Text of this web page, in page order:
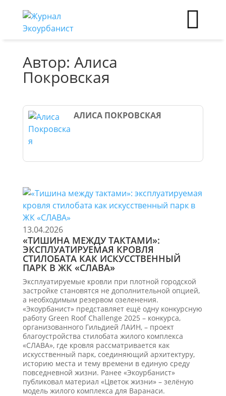
Автор: Алиса
Покровская
АЛИСА ПОКРОВСКАЯ
13.04.2026
«ТИШИНА МЕЖДУ ТАКТАМИ»:
ЭКСПЛУАТИРУЕМАЯ КРОВЛЯ
СТИЛОБАТА КАК ИСКУССТВЕННЫЙ
ПАРК В ЖК «СЛАВА»
Эксплуатируемые кровли при плотной городской
застройке становятся не дополнительной опцией,
а необходимым резервом озеленения.
«Экоурбанист» представляет ещё одну конкурсную
работу Green Roof Challenge 2025 – конкурса,
организованного Гильдией ЛАИН, – проект
благоустройства стилобата жилого комплекса
«СЛАВА», где кровля рассматривается как
искусственный парк, соединяющий архитектуру,
историю места и тему времени в единую среду
повседневной жизни. Ранее «Экоурбанист»
публиковал материал «Цветок жизни» – зелёную
модель жилого комплекса для Варанаси.